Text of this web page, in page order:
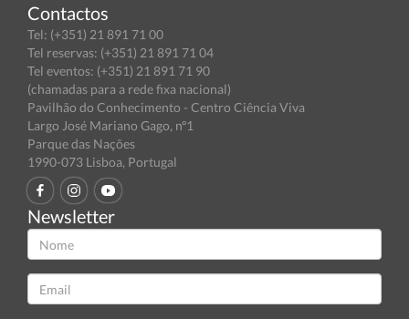
Contactos
Tel: (+351) 21 891 71 00
Tel reservas: (+351) 21 891 71 04
Tel eventos: (+351) 21 891 71 90
(chamadas para a rede fixa nacional)
Pavilhão do Conhecimento - Centro Ciência Viva
Largo José Mariano Gago, nº1
Parque das Nações
1990-073 Lisboa, Portugal
Newsletter